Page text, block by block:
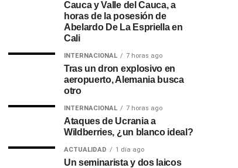
Cauca y Valle del Cauca, a
horas de la posesión de
Abelardo De La Espriella en
Cali
INTERNACIONAL 7 horas ago
Tras un dron explosivo en
aeropuerto, Alemania busca
otro
INTERNACIONAL 7 horas ago
Ataques de Ucrania a
Wildberries, ¿un blanco ideal?
ACTUALIDAD 1 día ago
Un seminarista y dos laicos